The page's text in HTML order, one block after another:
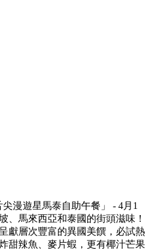
漫遊星馬泰自助午餐」 - 4月1
、馬來西亞和泰國的街頭滋味！
獻層次豐富的異國美饌，必試熱
甜辣魚、麥片蝦，更有椰汁芒果